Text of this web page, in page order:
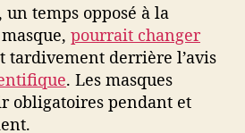
temps opposé à la
pourrait changer
tardivement derrière l’avis
. Les masques
obligatoires pendant et